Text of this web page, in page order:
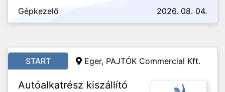
Gépkezelő 2026. 08. 04.
START Eger, PAJTÓK Commercial Kft.
Autóalkatrész kiszállító